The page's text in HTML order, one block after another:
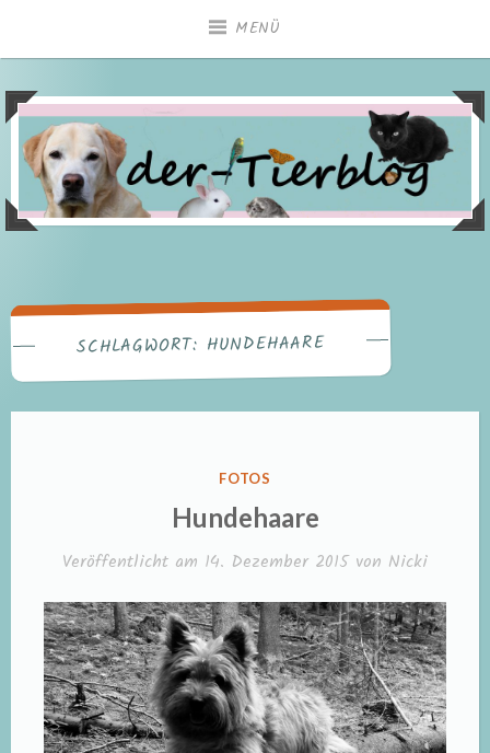
MENÜ
SCHLAGWORT: HUNDEHAARE
VERÖFFENTLICHT
FOTOS
Hundehaare
Veröffentlicht am 14. Dezember 2015von Nicki